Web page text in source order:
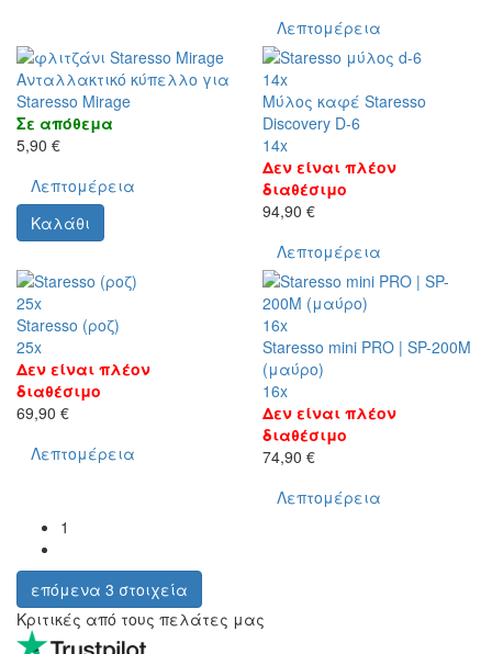
Λεπτομέρεια
Ανταλλακτικό κύπελλο για
Staresso Mirage
Σε απόθεμα
5,90 €
Λεπτομέρεια
Καλάθι
14x
Μύλος καφέ Staresso
Discovery D-6
14x
Δεν είναι πλέον
διαθέσιμο
94,90 €
Λεπτομέρεια
25x
Staresso (ροζ)
25x
Δεν είναι πλέον
διαθέσιμο
69,90 €
Λεπτομέρεια
16x
Staresso mini PRO | SP-200M
(μαύρο)
16x
Δεν είναι πλέον
διαθέσιμο
74,90 €
Λεπτομέρεια
1
επόμενα 3 στοιχεία
Κριτικές από τους πελάτες μας